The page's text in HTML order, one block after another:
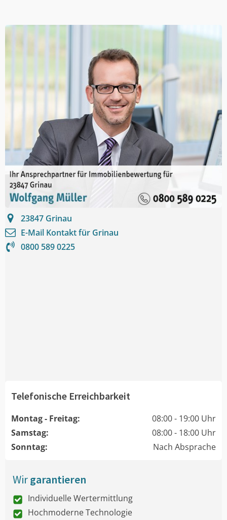
23847 Grinau
E-Mail Kontakt für Grinau
0800 589 0225
Telefonische Erreichbarkeit
Montag - Freitag:
08:00 - 19:00 Uhr
Samstag:
08:00 - 18:00 Uhr
Sonntag:
Nach Absprache
Wirgarantieren
Individuelle Wertermittlung
Hochmoderne Technologie